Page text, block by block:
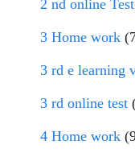
2 nd online Test
3 Home work
3 rd e learning
3 rd online test
4 Home work